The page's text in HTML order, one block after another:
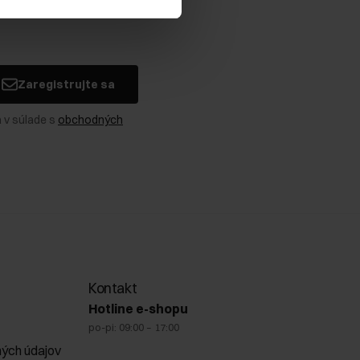
Zaregistrujte sa
súlade s obchodných
údajov
Kontakt
Hotline e-shopu
po-pi: 09:00 – 17:00